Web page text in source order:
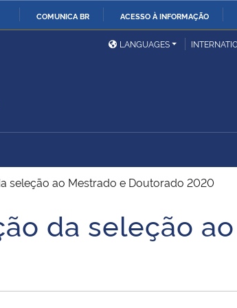
COMUNICA BR ACESSO À INFORMAÇÃO
Defesa
Ministério das Relações
Exteriores
Regional
União
da União Banco Central do Brasil
LANGUAGES
seleção ao Mestrado e Doutorado 2020
da seleção